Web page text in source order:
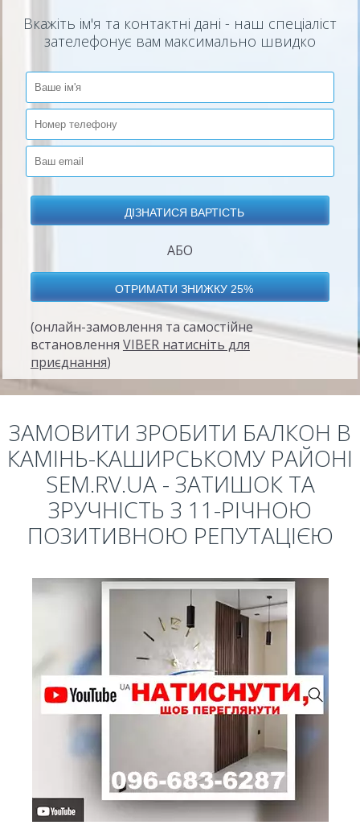
Вкажіть ім'я та контактні дані - наш спеціаліст
зателефонує вам максимально швидко
АБО
(онлайн-замовлення та самостійне
встановлення VIBER натисніть для
приєднання)
ЗАМОВИТИ ЗРОБИТИ БАЛКОН В
КАМІНЬ-КАШИРСЬКОМУ РАЙОНІ
SEM.RV.UA - ЗАТИШОК ТА
ЗРУЧНІСТЬ З 11-РІЧНОЮ
ПОЗИТИВНОЮ РЕПУТАЦІЄЮ